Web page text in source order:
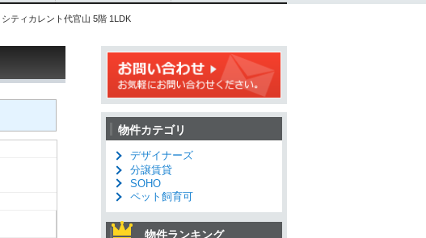
シティカレント代官山 5階 1LDK
物件カテゴリ
デザイナーズ
分譲賃貸
SOHO
ペット飼育可
物件ランキング